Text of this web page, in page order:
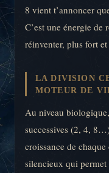
8 vient t’annoncer
C’est une énergie de
réinventer, plus fort
LA DIVISION
MOTEUR DE
Au niveau
successives (2, 4,
croissance de
silencieux qui